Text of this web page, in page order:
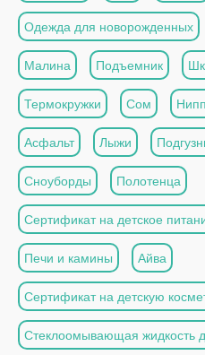
Одежда для новорожденных
Малина Подъемник
Термокружки Сом
Асфальт Лыжи
Сноуборды Полотенца
Сертификат на детское
Печи и камины Айва
Сертификат на детскую
Стеклоомывающая жидкость